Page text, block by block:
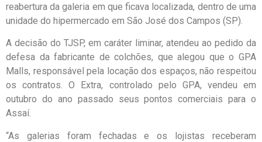
reabertura da galeria em que ficava localizada, dentro de uma
unidade do hipermercado em São José dos Campos (SP).
A decisão do TJSP, em caráter liminar, atendeu ao pedido da
defesa da fabricante de colchões, que alegou que o GPA
Malls, responsável pela locação dos espaços, não respeitou
os contratos. O Extra, controlado pelo GPA, vendeu em
outubro do ano passado seus pontos comerciais para o
Assaí.
“As galerias foram fechadas e os lojistas receberam